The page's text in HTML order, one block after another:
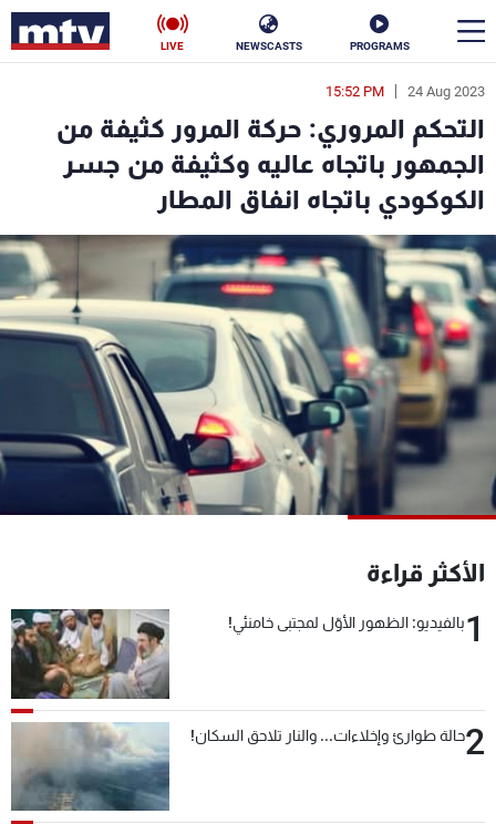
PROGRAMS
NEWSCASTS
LIVE
24 Aug 2023
15:52 PM
التحكم المروري: حركة المرور كثيفة من
الجمهور باتجاه عاليه وكثيفة من جسر
الكوكودي باتجاه انفاق المطار
الأكثر قراءة
1بالفيديو: الظهور الأوّل لمجتبى خامنئي!
2حالة طوارئ وإخلاءات... والنار تلاحق السكان!
en
الأخبار
سياسة ناس
إقتصاد فن
منوعات رياضة
كأس العالم
البرامج
جدول البرامج
شاهد البرامج
عن MTV
الإنـتـاج
وظائف
شروط الإسـتخدام
سياسة الخصوصية